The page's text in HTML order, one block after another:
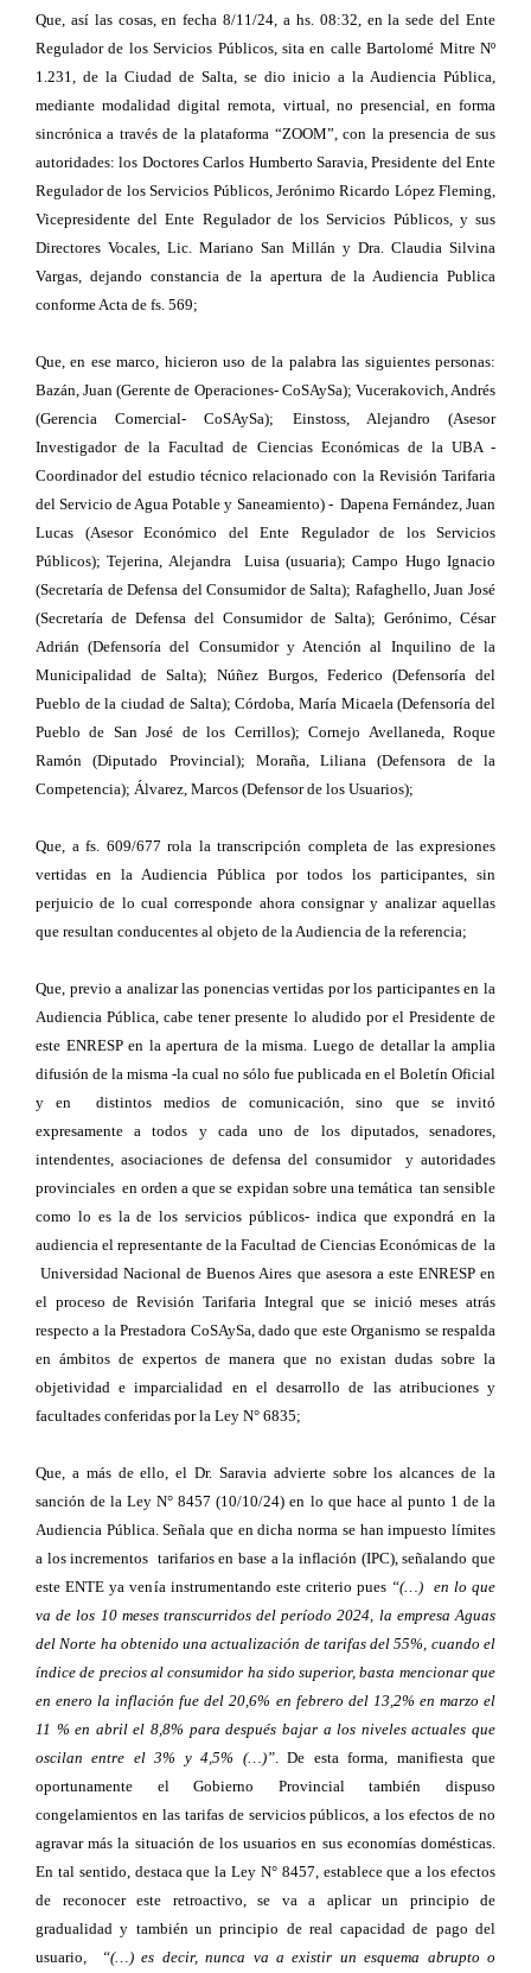
Que, así las cosas, en fecha 8/11/24, a hs. 08:32, en la sede del Ente
Regulador de los Servicios Públicos, sita en calle Bartolomé Mitre Nº
1.231, de la Ciudad de Salta, se dio inicio a la Audiencia Pública,
mediante modalidad digital remota, virtual, no presencial, en forma
sincrónica a través de la plataforma “ZOOM”, con la presencia de sus
autoridades: los Doctores Carlos Humberto Saravia, Presidente del Ente
Regulador de los Servicios Públicos, Jerónimo Ricardo López Fleming,
Vicepresidente del Ente Regulador de los Servicios Públicos, y sus
Directores Vocales, Lic. Mariano San Millán y Dra. Claudia Silvina
Vargas, dejando constancia de la apertura de la Audiencia Publica
conforme Acta de fs. 569;
Que, en ese marco, hicieron uso de la palabra las siguientes personas:
Bazán, Juan (Gerente de Operaciones- CoSAySa); Vucerakovich, Andrés
(Gerencia Comercial- CoSAySa); Einstoss, Alejandro (Asesor
Investigador de la Facultad de Ciencias Económicas de la UBA -
Coordinador del estudio técnico relacionado con la Revisión Tarifaria
del Servicio de Agua Potable y Saneamiento) - Dapena Fernández, Juan
Lucas (Asesor Económico del Ente Regulador de los Servicios
Públicos); Tejerina, Alejandra Luisa (usuaria); Campo Hugo Ignacio
(Secretaría de Defensa del Consumidor de Salta); Rafaghello, Juan José
(Secretaría de Defensa del Consumidor de Salta); Gerónimo, César
Adrián (Defensoría del Consumidor y Atención al Inquilino de la
Municipalidad de Salta); Núñez Burgos, Federico (Defensoría del
Pueblo de la ciudad de Salta); Córdoba, María Micaela (Defensoría del
Pueblo de San José de los Cerrillos); Cornejo Avellaneda, Roque
Ramón (Diputado Provincial); Moraña, Liliana (Defensora de la
Competencia); Álvarez, Marcos (Defensor de los Usuarios);
Que, a fs. 609/677 rola la transcripción completa de las expresiones
vertidas en la Audiencia Pública por todos los participantes, sin
perjuicio de lo cual corresponde ahora consignar y analizar aquellas
que resultan conducentes al objeto de la Audiencia de la referencia;
Que, previo a analizar las ponencias vertidas por los participantes en la
Audiencia Pública, cabe tener presente lo aludido por el Presidente de
este ENRESP en la apertura de la misma. Luego de detallar la amplia
difusión de la misma -la cual no sólo fue publicada en el Boletín Oficial
y en distintos medios de comunicación, sino que se invitó
expresamente a todos y cada uno de los diputados, senadores,
intendentes, asociaciones de defensa del consumidor y autoridades
provinciales en orden a que se expidan sobre una temática tan sensible
como lo es la de los servicios públicos- indica que expondrá en la
audiencia el representante de la Facultad de Ciencias Económicas de la
Universidad Nacional de Buenos Aires que asesora a este ENRESP en
el proceso de Revisión Tarifaria Integral que se inició meses atrás
respecto a la Prestadora CoSAySa, dado que este Organismo se respalda
en ámbitos de expertos de manera que no existan dudas sobre la
objetividad e imparcialidad en el desarrollo de las atribuciones y
facultades conferidas por la Ley N° 6835;
Que, a más de ello, el Dr. Saravia advierte sobre los alcances de la
sanción de la Ley N° 8457 (10/10/24) en lo que hace al punto 1 de la
Audiencia Pública. Señala que en dicha norma se han impuesto límites
a los incrementos tarifarios en base a la inflación (IPC), señalando que
este ENTE ya venía instrumentando este criterio pues “(…) en lo que
va de los 10 meses transcurridos del período 2024, la empresa Aguas
del Norte ha obtenido una actualización de tarifas del 55%, cuando el
índice de precios al consumidor ha sido superior, basta mencionar que
en enero la inflación fue del 20,6% en febrero del 13,2% en marzo el
11 % en abril el 8,8% para después bajar a los niveles actuales que
oscilan entre el 3% y 4,5% (…)”. De esta forma, manifiesta que
oportunamente el Gobierno Provincial también dispuso
congelamientos en las tarifas de servicios públicos, a los efectos de no
agravar más la situación de los usuarios en sus economías domésticas.
En tal sentido, destaca que la Ley N° 8457, establece que a los efectos
de reconocer este retroactivo, se va a aplicar un principio de
gradualidad y también un principio de real capacidad de pago del
usuario,
“(…) es decir, nunca va a existir un esquema abrupto o